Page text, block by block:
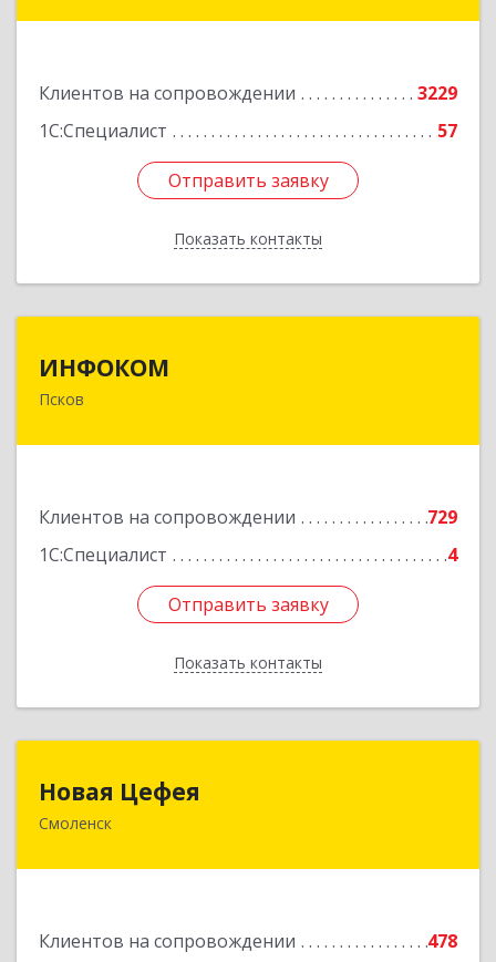
Клиентов на сопровождении
3229
1С:Специалист
57
Отправить заявку
Показать контакты
Отправить заявку
Назад
ИНФОКОМ
Псков
Клиентов на сопровождении
729
1С:Специалист
4
Отправить заявку
Показать контакты
180000, Псковская обл, Псков г, Советская ул,
Отправить заявку
Назад
Новая Цефея
Смоленск
Клиентов на сопровождении
478
214018, Смоленская обл, Смоленск г, Раевского